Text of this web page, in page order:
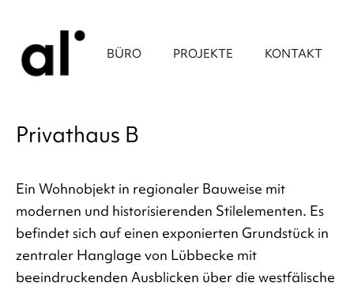
BÜRO PROJEKTE KONTAKT
Privathaus B
Ein Wohnobjekt in regionaler Bauweise mit
modernen und historisierenden Stilelementen. Es
befindet sich auf einen exponierten Grundstück in
zentraler Hanglage von Lübbecke mit
beeindruckenden Ausblicken über die westfälische